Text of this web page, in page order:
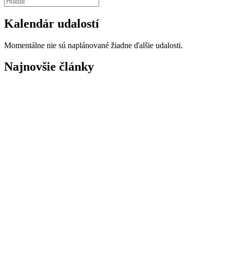
Kalendár udalostí
Momentálne nie sú naplánované žiadne ďalšie udalosti.
Najnovšie články